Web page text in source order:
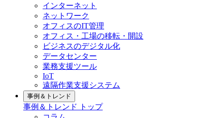
インターネット
ネットワーク
オフィスのIT管理
オフィス・工場の移転・開設
ビジネスのデジタル化
データセンター
業務支援ツール
IoT
遠隔作業支援システム
事例＆トレンド
事例＆トレンド トップ